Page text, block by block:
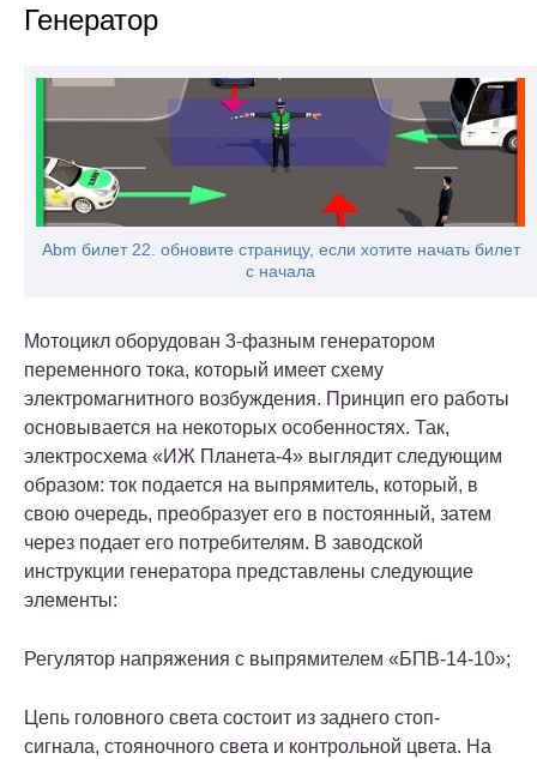
Генератор
Abm билет 22. обновите страницу, если хотите начать билет
с начала
Мотоцикл оборудован 3-фазным генератором
переменного тока, который имеет схему
электромагнитного возбуждения. Принцип его работы
основывается на некоторых особенностях. Так,
электросхема «ИЖ Планета-4» выглядит следующим
образом: ток подается на выпрямитель, который, в
свою очередь, преобразует его в постоянный, затем
через подает его потребителям. В заводской
инструкции генератора представлены следующие
элементы:
Регулятор напряжения с выпрямителем «БПВ-14-10»;
Цепь головного света состоит из заднего стоп-
сигнала, стояночного света и контрольной цвета. На